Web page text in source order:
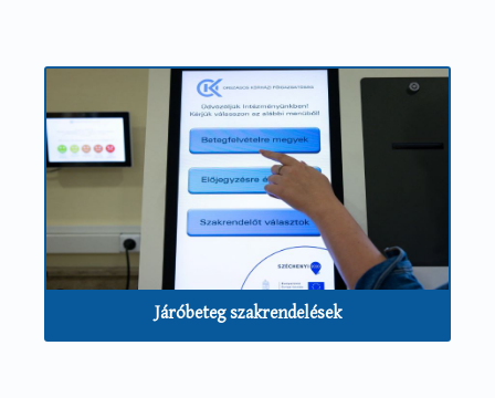
Járóbeteg szakrendelések